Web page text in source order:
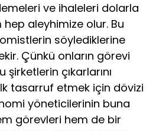
ve ihaleleri dolarla
hep aleyhimize olur. Bu
söylediklerine
Çünkü onların görevi
şirketlerin çıkarlarını
tasarruf etmek için dövizi
yöneticilerinin buna
görevleri hem de bir